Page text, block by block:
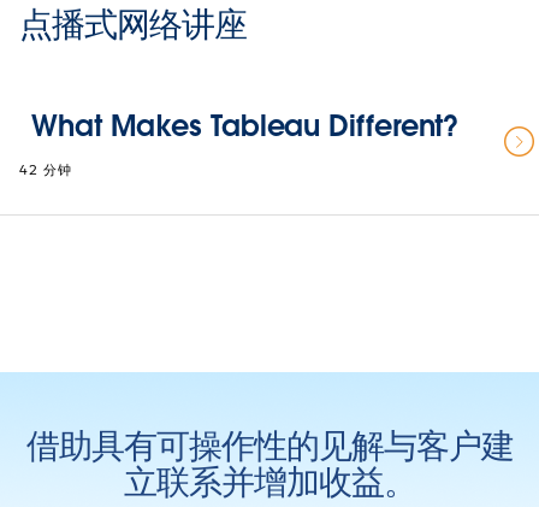
点播式网络讲座
What Makes Tableau Different?
42 分钟
借助具有可操作性的见解与客户建
立联系并增加收益。